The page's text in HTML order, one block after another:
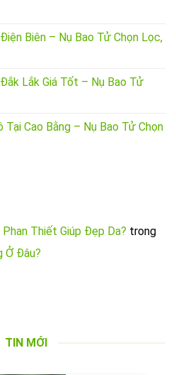
Biên – Nụ Bao Tử Chọn Lọc,
Lắk Giá Tốt – Nụ Bao Tử
Cao Bằng – Nụ Bao Tử Chọn
Thiết Giúp Đẹp Da? trong
Ở Đâu?
TIN MỚI